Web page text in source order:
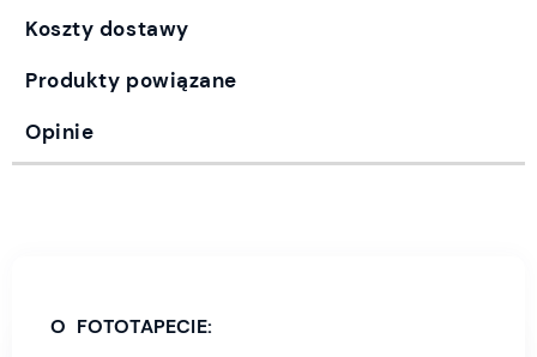
Koszty dostawy
Produkty powiązane
Opinie
O FOTOTAPECIE: